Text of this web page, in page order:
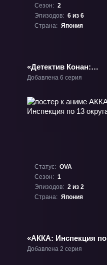
Сезон: 2
Эпизодов: 6 из 6
Страна: Япония
«Детектив Конан:
Чаепитие Зеро» ТВ-2
Добавлена 6 серия
Статус: OVA
Сезон: 1
Эпизодов: 2 из 2
Страна: Япония
«АККА: Инспекция по
13 округам» ОВА-1
Добавлена 2 серия